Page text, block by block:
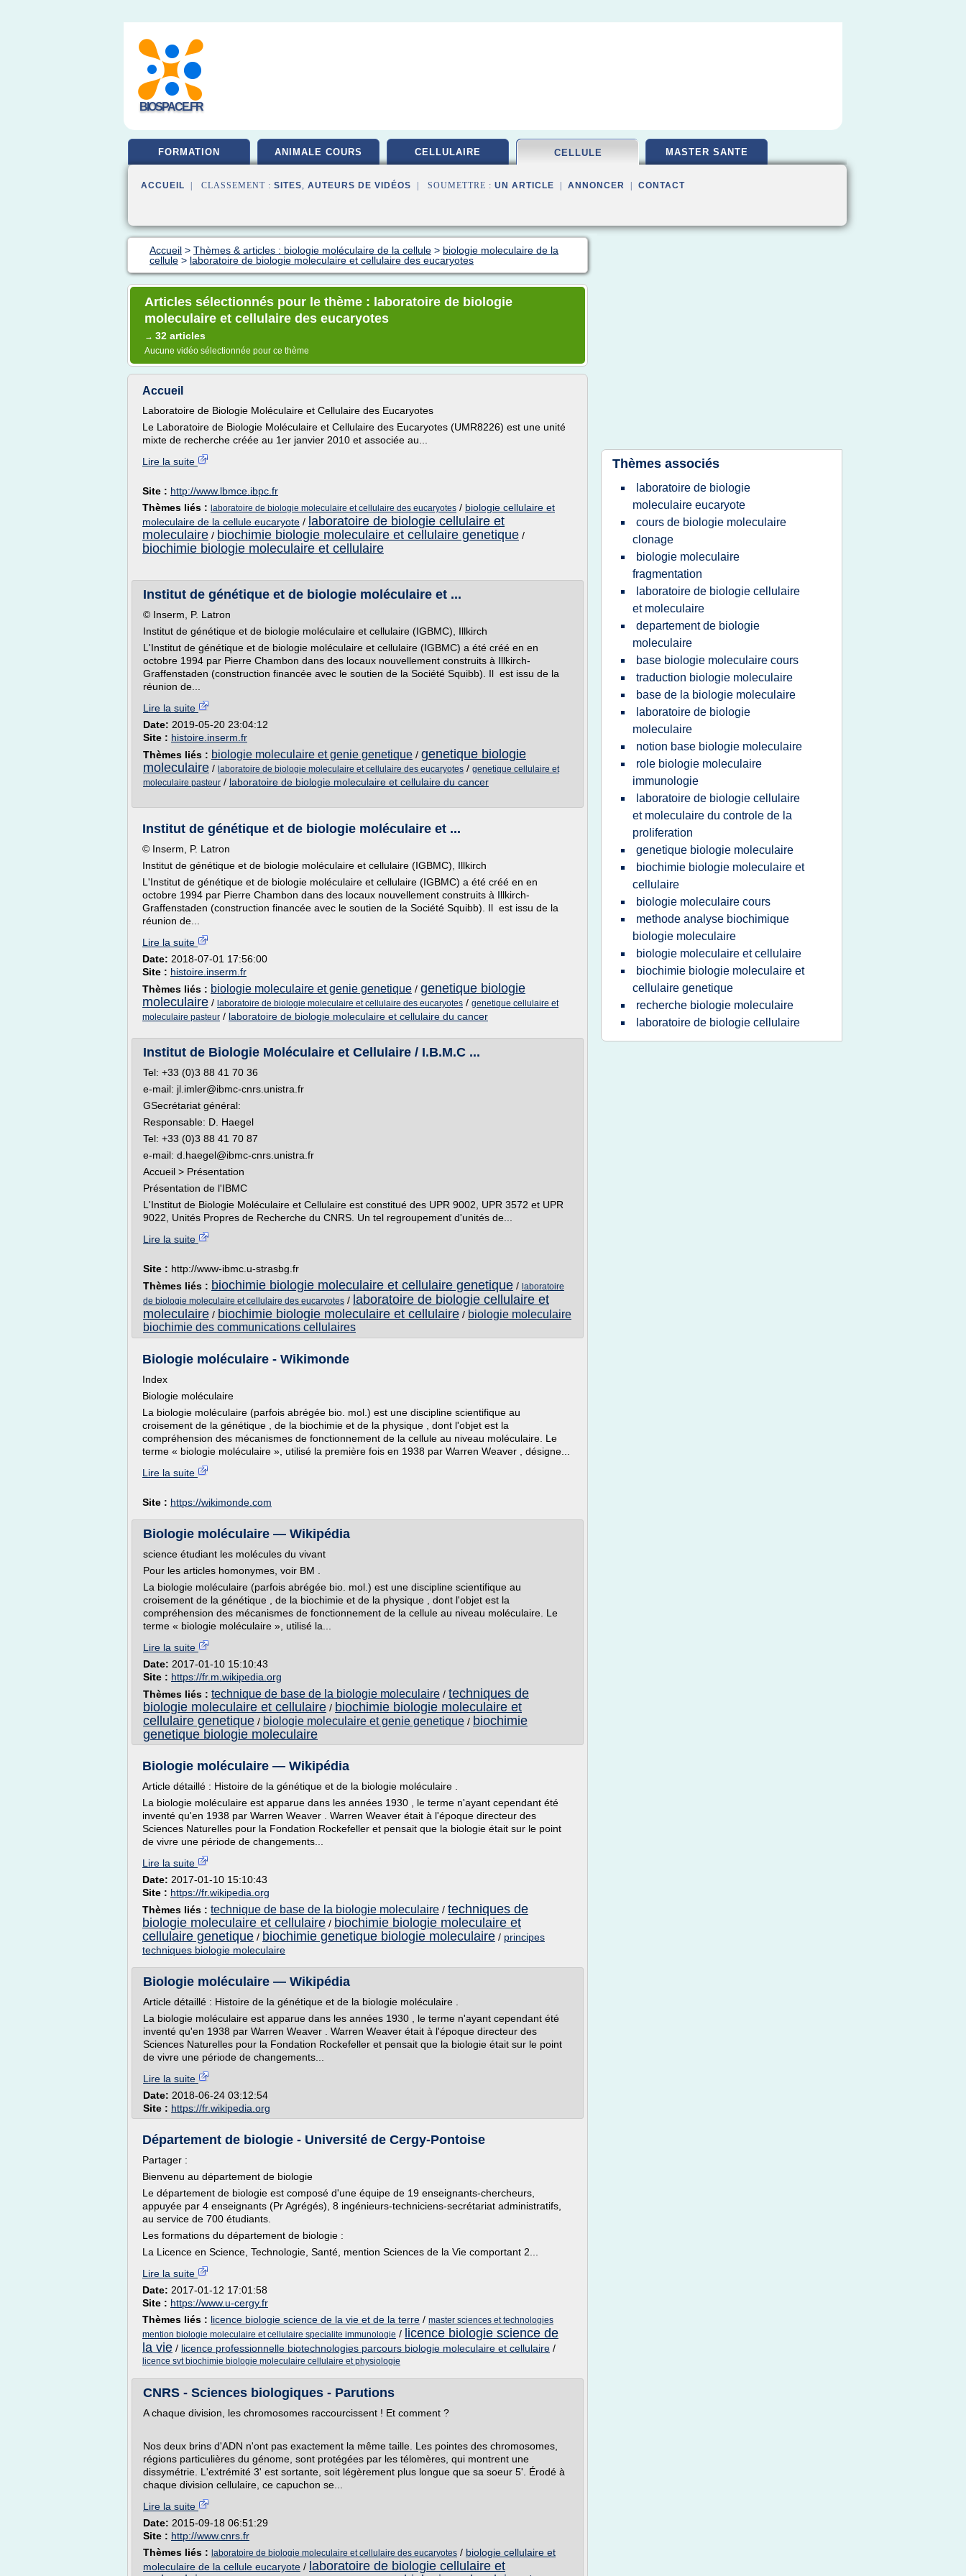
BIOSPACE.FR
FORMATION ANIMALE COURS CELLULAIRE CELLULE MASTER SANTE
ACCUEIL | CLASSEMENT : SITES, AUTEURS DE VIDÉOS | SOUMETTRE : UN ARTICLE ANNONCER CONTACT
Accueil > Thèmes & articles : biologie moléculaire de la cellule > biologie moleculaire de la
cellule > laboratoire de biologie moleculaire et cellulaire des eucaryotes
Articles sélectionnés pour le thème : laboratoire de biologie
moleculaire et cellulaire des eucaryotes
→ 32 articles
Aucune vidéo sélectionnée pour ce thème
Accueil
Laboratoire de Biologie Moléculaire et Cellulaire des Eucaryotes
Le Laboratoire de Biologie Moléculaire et Cellulaire des Eucaryotes (UMR8226) est une unité
mixte de recherche créée au 1er janvier 2010 et associée au...
Lire la suite
Site : http://www.lbmce.ibpc.fr
Thèmes liés : laboratoire de biologie moleculaire et cellulaire des eucaryotes / biologie cellulaire et
moleculaire de la cellule eucaryote / laboratoire de biologie cellulaire et
moleculaire / biochimie biologie moleculaire et cellulaire genetique /
biochimie biologie moleculaire et cellulaire
Institut de génétique et de biologie moléculaire et ...
© Inserm, P. Latron
Institut de génétique et de biologie moléculaire et cellulaire (IGBMC), Illkirch
L'Institut de génétique et de biologie moléculaire et cellulaire (IGBMC) a été créé en en
octobre 1994 par Pierre Chambon dans des locaux nouvellement construits à Illkirch-
Graffenstaden (construction financée avec le soutien de la Société Squibb). Il est issu de la
réunion de...
Lire la suite
Date: 2019-05-20 23:04:12
Site : histoire.inserm.fr
Thèmes liés : biologie moleculaire et genie genetique / genetique biologie
moleculaire / laboratoire de biologie moleculaire et cellulaire des eucaryotes / genetique cellulaire et
moleculaire pasteur / laboratoire de biologie moleculaire et cellulaire du cancer
Institut de génétique et de biologie moléculaire et ...
© Inserm, P. Latron
Institut de génétique et de biologie moléculaire et cellulaire (IGBMC), Illkirch
L'Institut de génétique et de biologie moléculaire et cellulaire (IGBMC) a été créé en en
octobre 1994 par Pierre Chambon dans des locaux nouvellement construits à Illkirch-
Graffenstaden (construction financée avec le soutien de la Société Squibb). Il est issu de la
réunion de...
Lire la suite
Date: 2018-07-01 17:56:00
Site : histoire.inserm.fr
Thèmes liés : biologie moleculaire et genie genetique / genetique biologie
moleculaire / laboratoire de biologie moleculaire et cellulaire des eucaryotes / genetique cellulaire et
moleculaire pasteur / laboratoire de biologie moleculaire et cellulaire du cancer
Institut de Biologie Moléculaire et Cellulaire / I.B.M.C ...
Tel: +33 (0)3 88 41 70 36
e-mail: jl.imler@ibmc-cnrs.unistra.fr
GSecrétariat général:
Responsable: D. Haegel
Tel: +33 (0)3 88 41 70 87
e-mail: d.haegel@ibmc-cnrs.unistra.fr
Accueil > Présentation
Présentation de l'IBMC
L'Institut de Biologie Moléculaire et Cellulaire est constitué des UPR 9002, UPR 3572 et UPR
9022, Unités Propres de Recherche du CNRS. Un tel regroupement d'unités de...
Lire la suite
Site : http://www-ibmc.u-strasbg.fr
Thèmes liés : biochimie biologie moleculaire et cellulaire genetique / laboratoire
de biologie moleculaire et cellulaire des eucaryotes / laboratoire de biologie cellulaire et
moleculaire / biochimie biologie moleculaire et cellulaire / biologie moleculaire
biochimie des communications cellulaires
Biologie moléculaire - Wikimonde
Index
Biologie moléculaire
La biologie moléculaire (parfois abrégée bio. mol.) est une discipline scientifique au
croisement de la génétique , de la biochimie et de la physique , dont l'objet est la
compréhension des mécanismes de fonctionnement de la cellule au niveau moléculaire. Le
terme « biologie moléculaire », utilisé la première fois en 1938 par Warren Weaver , désigne...
Lire la suite
Site : https://wikimonde.com
Biologie moléculaire — Wikipédia
science étudiant les molécules du vivant
Pour les articles homonymes, voir BM .
La biologie moléculaire (parfois abrégée bio. mol.) est une discipline scientifique au
croisement de la génétique , de la biochimie et de la physique , dont l'objet est la
compréhension des mécanismes de fonctionnement de la cellule au niveau moléculaire. Le
terme « biologie moléculaire », utilisé la...
Lire la suite
Date: 2017-01-10 15:10:43
Site : https://fr.m.wikipedia.org
Thèmes liés : technique de base de la biologie moleculaire / techniques de
biologie moleculaire et cellulaire / biochimie biologie moleculaire et
cellulaire genetique / biologie moleculaire et genie genetique / biochimie
genetique biologie moleculaire
Biologie moléculaire — Wikipédia
Article détaillé : Histoire de la génétique et de la biologie moléculaire .
La biologie moléculaire est apparue dans les années 1930 , le terme n'ayant cependant été
inventé qu'en 1938 par Warren Weaver . Warren Weaver était à l'époque directeur des
Sciences Naturelles pour la Fondation Rockefeller et pensait que la biologie était sur le point
de vivre une période de changements...
Lire la suite
Date: 2017-01-10 15:10:43
Site : https://fr.wikipedia.org
Thèmes liés : technique de base de la biologie moleculaire / techniques de
biologie moleculaire et cellulaire / biochimie biologie moleculaire et
cellulaire genetique / biochimie genetique biologie moleculaire / principes
techniques biologie moleculaire
Biologie moléculaire — Wikipédia
Article détaillé : Histoire de la génétique et de la biologie moléculaire .
La biologie moléculaire est apparue dans les années 1930 , le terme n'ayant cependant été
inventé qu'en 1938 par Warren Weaver . Warren Weaver était à l'époque directeur des
Sciences Naturelles pour la Fondation Rockefeller et pensait que la biologie était sur le point
de vivre une période de changements...
Lire la suite
Date: 2018-06-24 03:12:54
Site : https://fr.wikipedia.org
Département de biologie - Université de Cergy-Pontoise
Partager :
Bienvenu au département de biologie
Le département de biologie est composé d'une équipe de 19 enseignants-chercheurs,
appuyée par 4 enseignants (Pr Agrégés), 8 ingénieurs-techniciens-secrétariat administratifs,
au service de 700 étudiants.
Les formations du département de biologie :
La Licence en Science, Technologie, Santé, mention Sciences de la Vie comportant 2...
Lire la suite
Date: 2017-01-12 17:01:58
Site : https://www.u-cergy.fr
Thèmes liés : licence biologie science de la vie et de la terre / master sciences et technologies
mention biologie moleculaire et cellulaire specialite immunologie / licence biologie science de
la vie / licence professionnelle biotechnologies parcours biologie moleculaire et cellulaire /
licence svt biochimie biologie moleculaire cellulaire et physiologie
CNRS - Sciences biologiques - Parutions
A chaque division, les chromosomes raccourcissent ! Et comment ?
Nos deux brins d'ADN n'ont pas exactement la même taille. Les pointes des chromosomes,
régions particulières du génome, sont protégées par les télomères, qui montrent une
dissymétrie. L'extrémité 3' est sortante, soit légèrement plus longue que sa soeur 5'. Érodé à
chaque division cellulaire, ce capuchon se...
Lire la suite
Date: 2015-09-18 06:51:29
Site : http://www.cnrs.fr
Thèmes liés : laboratoire de biologie moleculaire et cellulaire des eucaryotes / biologie cellulaire et
moleculaire de la cellule eucaryote / laboratoire de biologie cellulaire et
Thèmes associés
laboratoire de biologie
moleculaire eucaryote
cours de biologie moleculaire
clonage
biologie moleculaire
fragmentation
laboratoire de biologie cellulaire
et moleculaire
departement de biologie
moleculaire
base biologie moleculaire cours
traduction biologie moleculaire
base de la biologie moleculaire
laboratoire de biologie
moleculaire
notion base biologie moleculaire
role biologie moleculaire
immunologie
laboratoire de biologie cellulaire
et moleculaire du controle de la
proliferation
genetique biologie moleculaire
biochimie biologie moleculaire et
cellulaire
biologie moleculaire cours
methode analyse biochimique
biologie moleculaire
biologie moleculaire et cellulaire
biochimie biologie moleculaire et
cellulaire genetique
recherche biologie moleculaire
laboratoire de biologie cellulaire